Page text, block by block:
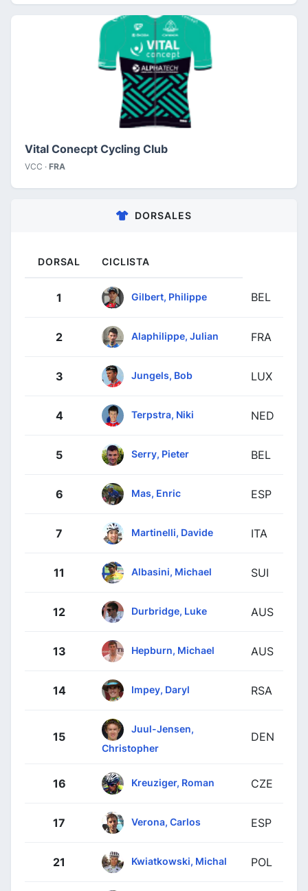
Vital Conecpt Cycling Club
VCC · FRA
DORSALES
DORSAL CICLISTA
1 Gilbert, Philippe BEL
2 Alaphilippe, Julian FRA
3 Jungels, Bob LUX
4 Terpstra, Niki NED
5 Serry, Pieter BEL
6 Mas, Enric ESP
7 Martinelli, Davide ITA
11 Albasini, Michael SUI
12 Durbridge, Luke AUS
13 Hepburn, Michael AUS
14 Impey, Daryl RSA
15
Juul-Jensen,
Christopher
DEN
16 Kreuziger, Roman CZE
17 Verona, Carlos ESP
21 Kwiatkowski, Michal POL